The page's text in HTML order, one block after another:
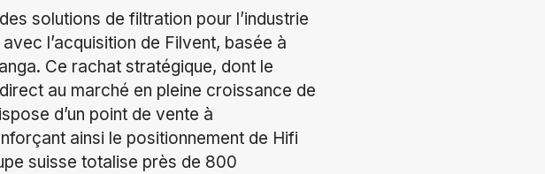
solutions de filtration pour l’industrie
l’acquisition de Filvent, basée à
Ce rachat stratégique, dont le
au marché en pleine croissance de
d’un point de vente à
ainsi le positionnement de Hifi
suisse totalise près de 800